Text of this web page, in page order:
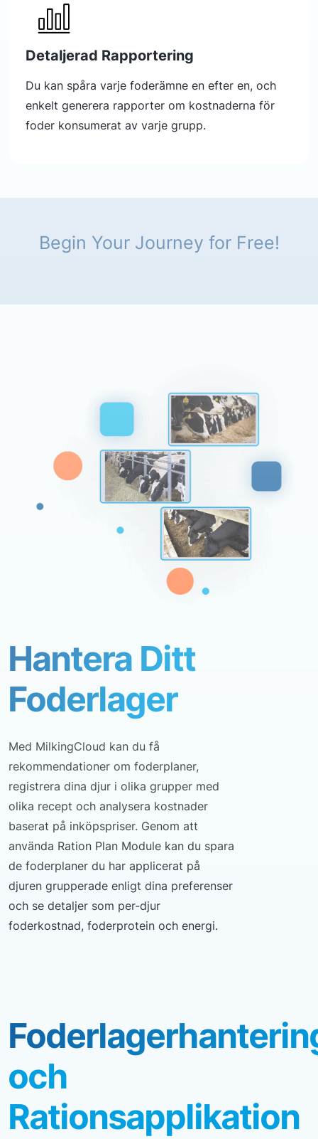
Detaljerad Rapportering
Du kan spåra varje foderämne en efter en, och
enkelt generera rapporter om kostnaderna för
foder konsumerat av varje grupp.
Begin Your Journey for Free!
Hantera Ditt
Foderlager
Med MilkingCloud kan du få
rekommendationer om foderplaner,
registrera dina djur i olika grupper med
olika recept och analysera kostnader
baserat på inköpspriser. Genom att
använda Ration Plan Module kan du spara
de foderplaner du har applicerat på
djuren grupperade enligt dina preferenser
och se detaljer som per-djur
foderkostnad, foderprotein och energi.
och
Rationsapplikation